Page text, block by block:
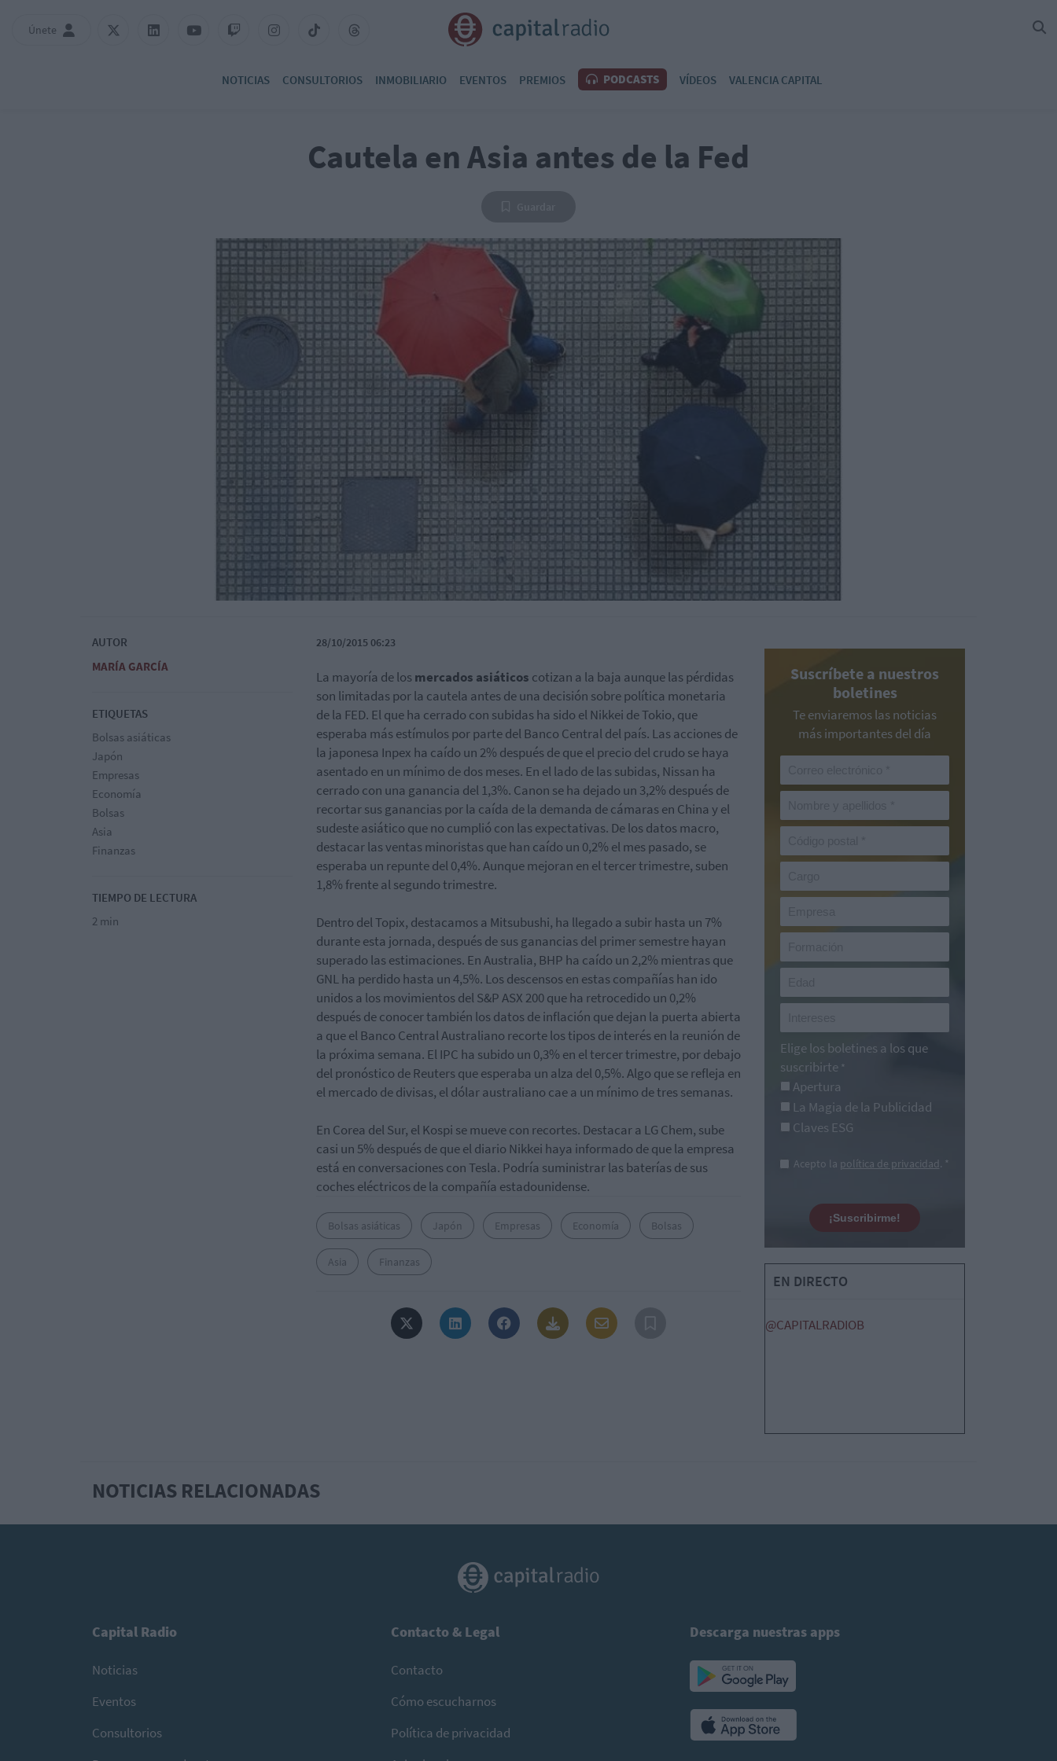
Únete
NOTICIAS CONSULTORIOS INMOBILIARIO EVENTOS PREMIOS PODCASTS VÍDEOS VALENCIA CAPITAL
Cautela en Asia antes de la Fed
AUTOR
MARÍA GARCÍA
ETIQUETAS
Bolsas asiáticas
Japón
Empresas
Economía
Bolsas
Asia
Finanzas
TIEMPO DE LECTURA
2 min
28/10/2015 06:23
La mayoría de losmercados asiáticos cotizan a la baja aunque las pérdidas
son limitadas por la cautela antes de una decisión sobre política monetaria
de la FED. El que ha cerrado con subidas ha sido el Nikkei de Tokio, que
esperaba más estímulos por parte del Banco Central del país. Las acciones de
la japonesa Inpex ha caído un 2% después de que el precio del crudo se haya
asentado en un mínimo de dos meses. En el lado de las subidas, Nissan ha
cerrado con una ganancia del 1,3%. Canon se ha dejado un 3,2% después de
recortar sus ganancias por la caída de la demanda de cámaras en China y el
sudeste asiático que no cumplió con las expectativas. De los datos macro,
destacar las ventas minoristas que han caído un 0,2% el mes pasado, se
esperaba un repunte del 0,4%. Aunque mejoran en el tercer trimestre, suben
1,8% frente al segundo trimestre.
Dentro del Topix, destacamos a Mitsubushi, ha llegado a subir hasta un 7%
durante esta jornada, después de sus ganancias del primer semestre hayan
superado las estimaciones. En Australia, BHP ha caído un 2,2% mientras que
GNL ha perdido hasta un 4,5%. Los descensos en estas compañías han ido
unidos a los movimientos del S&P ASX 200 que ha retrocedido un 0,2%
después de conocer también los datos de inflación que dejan la puerta abierta
a que el Banco Central Australiano recorte los tipos de interés en la reunión de
la próxima semana. El IPC ha subido un 0,3% en el tercer trimestre, por debajo
del pronóstico de Reuters que esperaba un alza del 0,5%. Algo que se refleja en
el mercado de divisas, el dólar australiano cae a un mínimo de tres semanas.
En Corea del Sur, el Kospi se mueve con recortes. Destacar a LG Chem, sube
casi un 5% después de que el diario Nikkei haya informado de que la empresa
está en conversaciones con Tesla. Podría suministrar las baterías de sus
coches eléctricos de la compañía estadounidense.
Bolsas asiáticas Japón Empresas Economía Bolsas
Asia Finanzas
Suscríbete a nuestros
boletines
Te enviaremos las noticias
más importantes del día
Elige los boletines a los que
suscribirte *
Apertura
La Magia de la Publicidad
Claves ESG
Acepto la política de privacidad. *
¡Suscribirme!
EN DIRECTO
@CAPITALRADIOB
NOTICIAS RELACIONADAS
Capital Radio
Noticias
Eventos
Consultorios
Contacto & Legal
Contacto
Cómo escucharnos
Política de privacidad
Descarga nuestras apps